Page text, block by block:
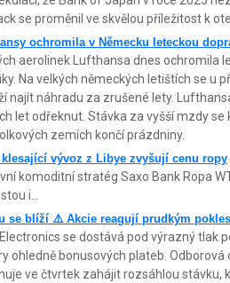
se proměnil ve skvělou příležitost k
ochromila v Německu leteckou
aerolinek Lufthansa dnes ochromila
Na velkých německých letištích se u
najít náhradu za zrušené lety.
let odřeknut. Stávka za vyšší mzdy se
zemích končí prázdniny.
vývoz z Libye zvyšují cenu ropy
komoditní stratég Saxo Bank Ropa
i...
se blíží ⚠️ Akcie reagují prudkým
se dostává pod výrazný tlak
ohledně bonusových plateb.
ve čtvrtek zahájit rozsáhlou stávku,